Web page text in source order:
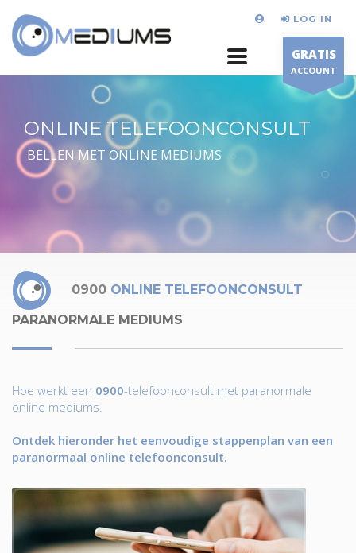
LOG IN
GRATIS
ACCOUNT
ONLINE TELEFOONCONSULT
BELLEN MET ONLINE MEDIUMS
0900 ONLINE TELEFOONCONSULT
PARANORMALE MEDIUMS
Hoe werkt een 0900-telefoonconsult met paranormale
online mediums.
Ontdek hieronder het eenvoudige stappenplan van een
paranormaal online telefoonconsult.